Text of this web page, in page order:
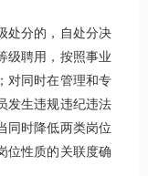
分的，自处分决
级聘用，按照事业
对同时在管理和专
发生违规违纪违法
同时降低两类岗位
位性质的关联度确